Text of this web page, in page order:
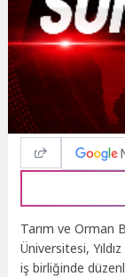
Tarım ve Orman
Üniversitesi,
iş birliğinde